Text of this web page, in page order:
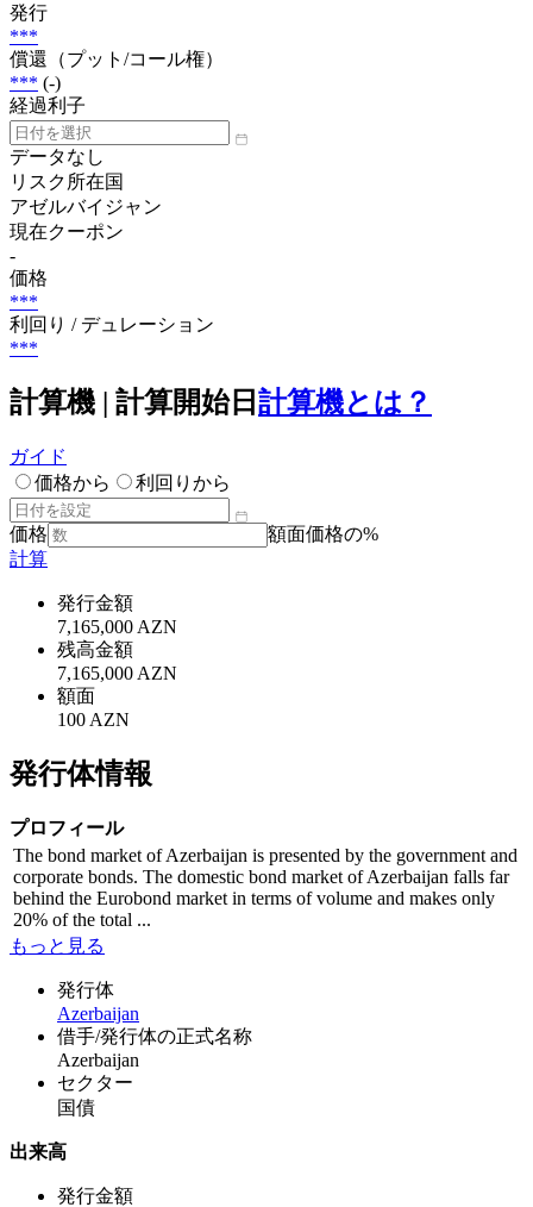
発行
***
償還（プット/コール権）
*** (-)
経過利子
データなし
リスク所在国
アゼルバイジャン
現在クーポン
-
価格
***
利回り / デュレーション
***
計算機 | 計算開始日 計算機とは？
ガイド
価格から
利回りから
価格
額面価格の%
計算
発行金額
7,165,000 AZN
残高金額
7,165,000 AZN
額面
100 AZN
発行体情報
プロフィール
The bond market of Azerbaijan is presented by the government and
corporate bonds. The domestic bond market of Azerbaijan falls far
behind the Eurobond market in terms of volume and makes only
20% of the total ...
もっと見る
発行体
Azerbaijan
借手/発行体の正式名称
Azerbaijan
セクター
国債
出来高
発行金額